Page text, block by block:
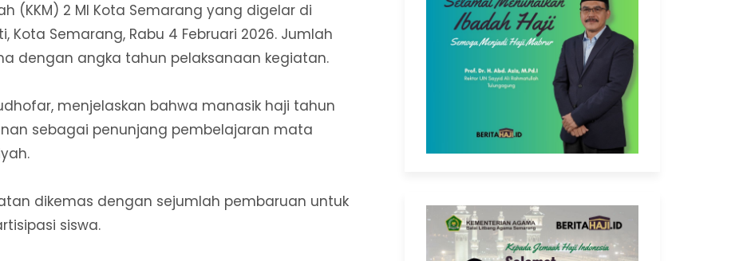
(KKM) 2 MI Kota Semarang yang digelar di
Kota Semarang, Rabu 4 Februari 2026. Jumlah
dengan angka tahun pelaksanaan kegiatan.
menjelaskan bahwa manasik haji tahun
sebagai penunjang pembelajaran mata
dikemas dengan sejumlah pembaruan untuk
siswa.